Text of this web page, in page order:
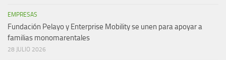
EMPRESAS
Fundación Pelayo y Enterprise Mobility se unen para apoyar a
familias monomarentales
28 JULIO 2026